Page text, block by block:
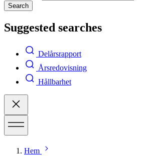
Search
Suggested searches
Delårsrapport
Årsredovisning
Hållbarhet
Hem